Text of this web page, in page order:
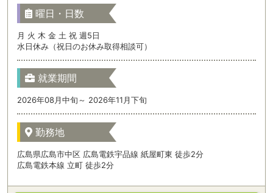
曜日・日数
月 火 木 金 土 祝 週5日
水日休み（祝日のお休み取得相談可）
就業期間
2026年08月中旬～ 2026年11月下旬
勤務地
広島県広島市中区 広島電鉄宇品線 紙屋町東 徒歩2分
広島電鉄本線 立町 徒歩2分